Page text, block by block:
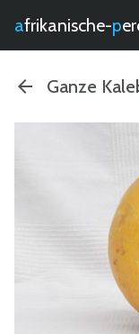
afrikanische-
Ganze